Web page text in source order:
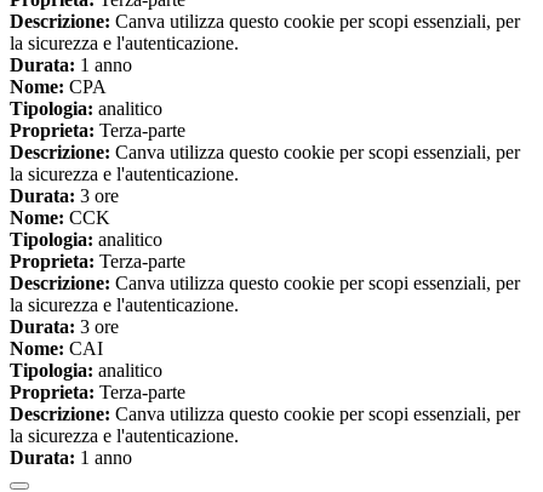
Descrizione: Canva utilizza questo cookie per scopi essenziali, per
la sicurezza e l'autenticazione.
Durata: 1 anno
Nome: CPA
Tipologia: analitico
Proprieta: Terza-parte
Descrizione: Canva utilizza questo cookie per scopi essenziali, per
la sicurezza e l'autenticazione.
Durata: 3 ore
Nome: CCK
Tipologia: analitico
Proprieta: Terza-parte
Descrizione: Canva utilizza questo cookie per scopi essenziali, per
la sicurezza e l'autenticazione.
Durata: 3 ore
Nome: CAI
Tipologia: analitico
Proprieta: Terza-parte
Descrizione: Canva utilizza questo cookie per scopi essenziali, per
la sicurezza e l'autenticazione.
Durata: 1 anno